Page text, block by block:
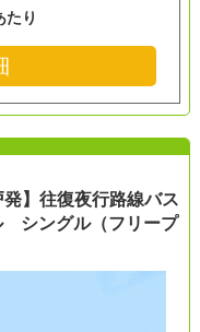
たり
】往復夜行路線バス
シングル（フリープ